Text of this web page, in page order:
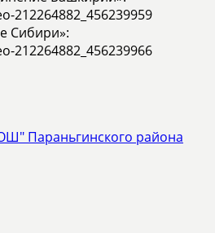
212264882_456239959
Сибири»:
212264882_456239966
Параньгинского района